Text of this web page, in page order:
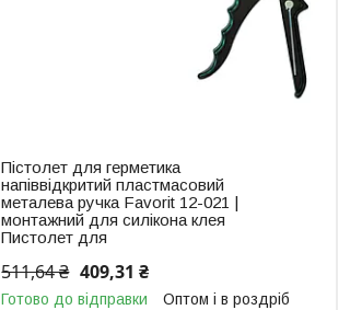
Пістолет для герметика
напіввідкритий пластмасовий
металева ручка Favorit 12-021 |
монтажний для силікона клея
Пистолет для
511,64 ₴ 409,31 ₴
Готово до відправки Оптом і в роздріб